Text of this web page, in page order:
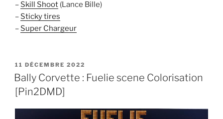
– Skill Shoot (Lance Bille)
– Sticky tires
– Super Chargeur
PUBLIÉ
LE
11 DÉCEMBRE 2022
Bally Corvette : Fuelie scene Colorisation
[Pin2DMD]